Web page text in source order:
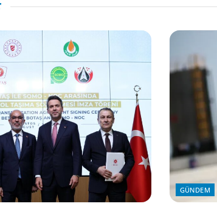
GÜNDEM